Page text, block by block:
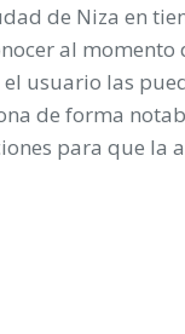
de Niza en
al momento
usuario las
de forma
para que la